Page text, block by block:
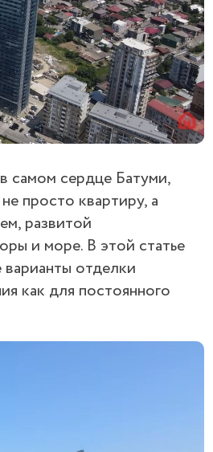
самом сердце Батуми,
просто квартиру, а
развитой
и море. В этой статье
отделки
как для постоянного